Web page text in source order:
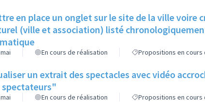
en place un onglet sur le site de la ville voire
(ville et association) listé
En cours de réalisation Propositions en cours
un extrait des spectacles avec vidéo
spectateurs"
En cours de réalisation Propositions en cours